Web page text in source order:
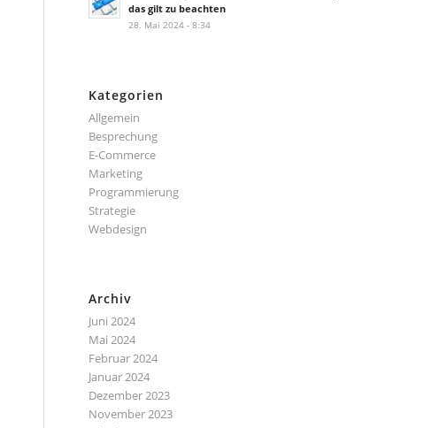
das gilt zu beachten
28. Mai 2024 - 8:34
Kategorien
Allgemein
Besprechung
E-Commerce
Marketing
Programmierung
Strategie
Webdesign
Archiv
Juni 2024
Mai 2024
Februar 2024
Januar 2024
Dezember 2023
November 2023